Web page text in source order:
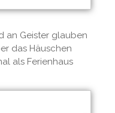
an Geister glauben
das Häuschen
als Ferienhaus